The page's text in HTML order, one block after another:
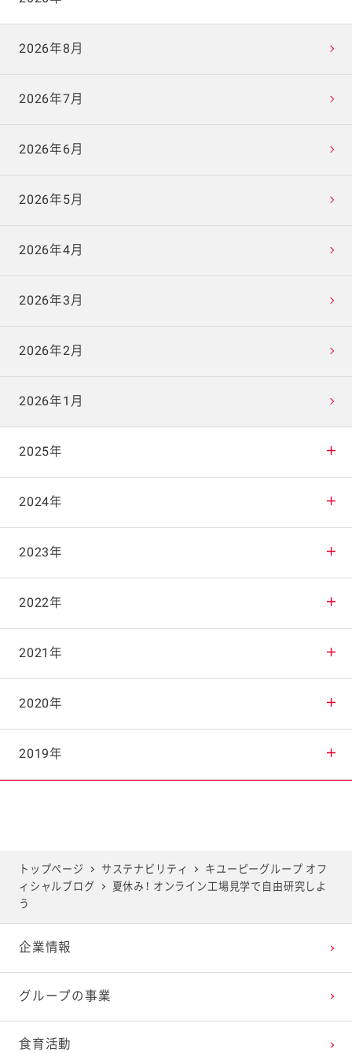
2026年8月
2026年7月
2026年6月
2026年5月
2026年4月
2026年3月
2026年2月
2026年1月
2025年
2025年12月
2025年11月
2025年10月
2025年9月
2025年8月
2025年7月
2025年4月
2025年3月
2025年2月
2024年
2024年12月
2024年11月
2024年10月
2024年9月
2024年8月
2024年5月
2024年4月
2024年3月
2023年
2023年12月
2023年11月
2023年10月
2023年9月
2023年6月
2023年5月
2023年4月
2022年
2022年12月
2022年11月
2022年10月
2022年7月
2022年6月
2022年5月
2021年
2021年12月
2021年11月
2021年8月
2021年7月
2021年6月
2020年
2020年12月
2020年9月
2020年8月
2020年7月
2019年
2019年10月
2019年9月
2019年8月
トップページ サステナビリティ
キユーピーグループ オフ
ィシャルブログ
夏休み！ オンライン工場見学で自由研究しよ
う
企業情報
グループの事業
食育活動